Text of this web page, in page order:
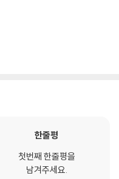
한줄평
첫번째 한줄평을
남겨주세요.